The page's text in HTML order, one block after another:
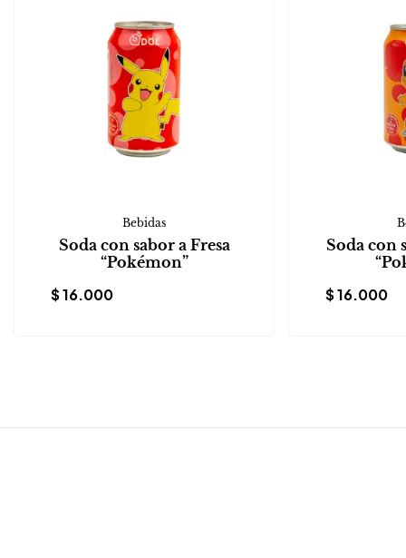
Bebidas
Soda con sabor a Fresa
“Pokémon”
$16.000
Soda con
$16.000